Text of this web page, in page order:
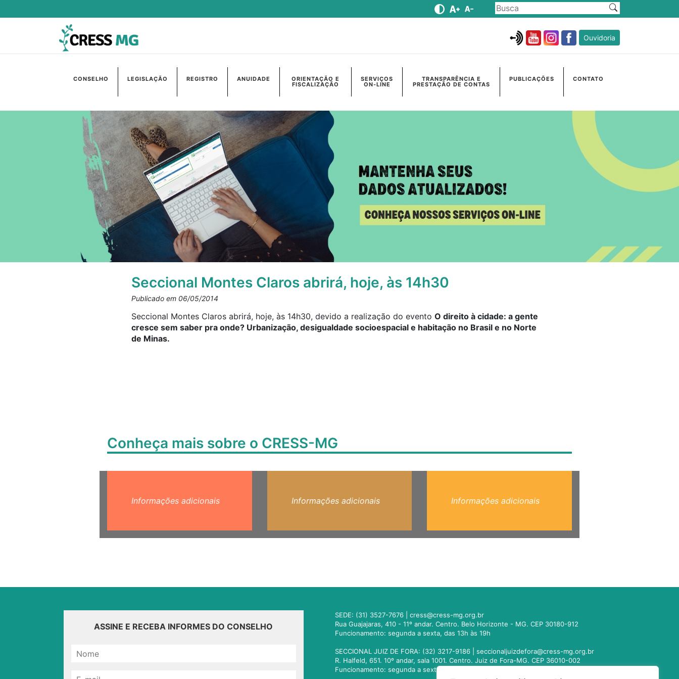
Ouvidoria
CONSELHO LEGISLAÇÃO REGISTRO ANUIDADE ORIENTAÇÃO E
FISCALIZAÇÃO
SERVIÇOS
ON-LINE
TRANSPARÊNCIA E
PRESTAÇÃO DE CONTAS
PUBLICAÇÕES CONTATO
Seccional Montes Claros abrirá, hoje, às 14h30
Publicado em 06/05/2014
Seccional Montes Claros abrirá, hoje, às 14h30, devido a realização do evento O direito à cidade: a gente
cresce sem saber pra onde? Urbanização, desigualdade socioespacial e habitação no Brasil e no Norte
de Minas.
Conheça mais sobre o CRESS-MG
Informações adicionais Informações adicionais Informações adicionais
ASSINE E RECEBA INFORMES DO CONSELHO
SEDE: (31) 3527-7676 |cress@cress-mg.org.br
Rua Guajajaras, 410 - 11º andar. Centro. Belo Horizonte - MG. CEP 30180-912
Funcionamento: segunda a sexta, das 13h às 19h
SECCIONAL JUIZ DE FORA: (32) 3217-9186 |seccionaljuizdefora@cress-mg.org.br
R. Halfeld, 651. 10º andar, sala 1001. Centro. Juiz de Fora-MG. CEP 36010-002
Funcionamento: segunda a sexta, das 13h às 19h